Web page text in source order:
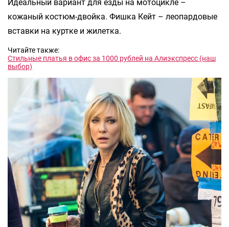
Идеальный вариант для езды на мотоцикле –
кожаный костюм-двойка. Фишка Кейт – леопардовые
вставки на куртке и жилетка.
Читайте также:
Стильные платья в офис за 1000 рублей на Алиэкспресс (наш
выбор)